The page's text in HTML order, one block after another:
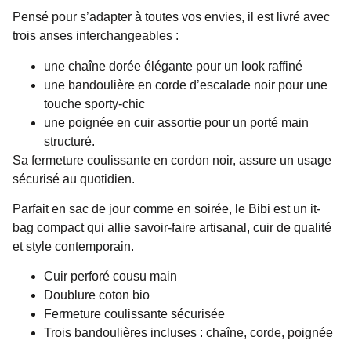
Pensé pour s’adapter à toutes vos envies, il est livré avec
trois anses interchangeables :
une chaîne dorée élégante pour un look raffiné
une bandoulière en corde d’escalade noir pour une
touche sporty-chic
une poignée en cuir assortie pour un porté main
structuré.
Sa fermeture coulissante en cordon noir, assure un usage
sécurisé au quotidien.
Parfait en sac de jour comme en soirée, le Bibi est un it-
bag compact qui allie savoir-faire artisanal, cuir de qualité
et style contemporain.
Cuir perforé cousu main
Doublure coton bio
Fermeture coulissante sécurisée
Trois bandoulières incluses : chaîne, corde, poignée